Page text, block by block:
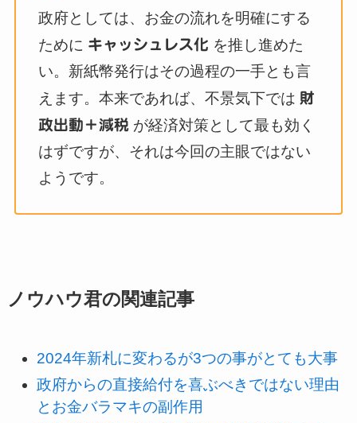
政府としては、お金の流れを明確にする
ために キャッシュレス化 を推し進めた
い。新紙幣発行はその過程の一手とも言
えます。本来であれば、不景気下では 財
政出動＋減税 が経済対策として最も効く
はずですが、それは今回の主眼ではない
ようです。
ノウハウ君の関連記事
2024年新札に変わるが3つの事がとても大事
政府からの直接給付を喜ぶべきではない理由
とお金バラマキの副作用